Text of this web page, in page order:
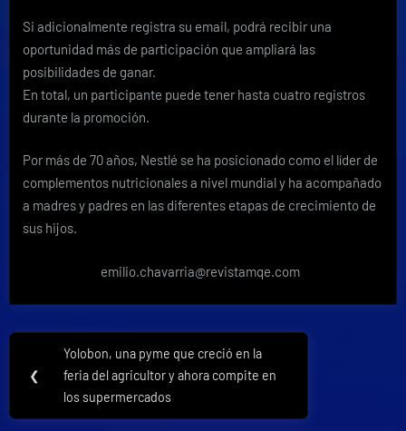
Si adicionalmente registra su email, podrá recibir una
oportunidad más de participación que ampliará las
posibilidades de ganar.
En total, un participante puede tener hasta cuatro registros
durante la promoción.
Por más de 70 años, Nestlé se ha posicionado como el líder de
complementos nutricionales a nivel mundial y ha acompañado
a madres y padres en las diferentes etapas de crecimiento de
sus hijos.
emilio.chavarria@revistamqe.com
Navegación
de
entradas
❮
Previous
Post:
Yolobon, una pyme que creció en la
feria del agricultor y ahora compite en
los supermercados